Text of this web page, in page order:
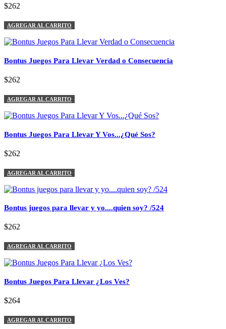
$262
AGREGAR AL CARRITO
Bontus Juegos Para Llevar Verdad o Consecuencia
$262
AGREGAR AL CARRITO
Bontus Juegos Para Llevar Y Vos...¿Qué Sos?
$262
AGREGAR AL CARRITO
Bontus juegos para llevar y yo....quien soy? /524
$262
AGREGAR AL CARRITO
Bontus Juegos Para Llevar ¿Los Ves?
$264
AGREGAR AL CARRITO